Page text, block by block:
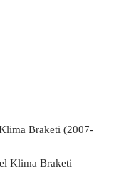
Braketi (2007-
Klima Braketi